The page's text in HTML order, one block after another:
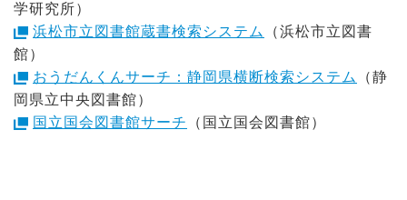
学研究所）
浜松市立図書館蔵書検索システム
（浜松市立図書
館）
おうだんくんサーチ：静岡県横断検索システム
（静
岡県立中央図書館）
国立国会図書館サーチ
（国立国会図書館）